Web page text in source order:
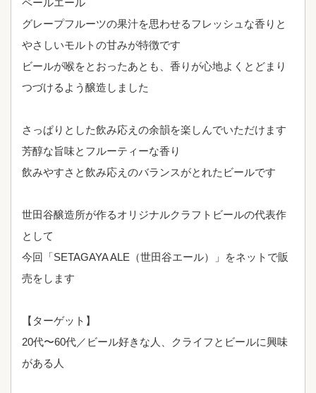
ペールエール
グレープフルーツの果汁を思わせるフレッシュな香りと
やさしいモルトの甘みが特徴です
ビールが喉をとおったあとも、香りが心地よくとどまり
つづけるよう醸造しました
さっぱりとした飲み応えの余韻を楽しんでいただけます
芳醇な旨味とフルーティーな香り
飲みやすさと飲み応えのバランスがとれたビールです
世田谷醸造所が作るオリジナルクラフトビールの代表作
として
今回「SETAGAYA ALE （世田谷エール）」をネットで販
売をします
【ターゲット】
20代〜60代／ビール好きな人、クライフとビールに興味
がある人